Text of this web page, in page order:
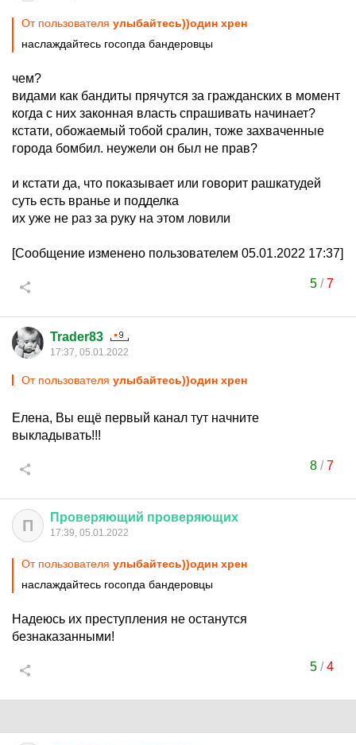
От пользователя улыбайтесь))один хрен
наслаждайтесь госопда бандеровцы
чем?
видами как бандиты прячутся за гражданских в момент
когда с них законная власть спрашивать начинает?
кстати, обожаемый тобой сралин, тоже захваченные
города бомбил. неужели он был не прав?
и кстати да, что показывает или говорит рашкатудей
суть есть вранье и подделка
их уже не раз за руку на этом ловили
[Сообщение изменено пользователем 05.01.2022 17:37]
5/7
Trader83
17:37, 05.01.2022
От пользователя улыбайтесь))один хрен
Елена, Вы ещё первый канал тут начните
выкладывать!!!
8/7
П Проверяющий проверяющих
17:39, 05.01.2022
От пользователя улыбайтесь))один хрен
наслаждайтесь госопда бандеровцы
Надеюсь их преступления не останутся
безнаказанными!
5/4